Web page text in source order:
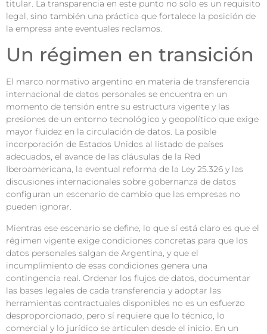
titular. La transparencia en este punto no solo es un requisito
legal, sino también una práctica que fortalece la posición de
la empresa ante eventuales reclamos.
Un régimen en transición
El marco normativo argentino en materia de transferencia
internacional de datos personales se encuentra en un
momento de tensión entre su estructura vigente y las
presiones de un entorno tecnológico y geopolítico que exige
mayor fluidez en la circulación de datos. La posible
incorporación de Estados Unidos al listado de países
adecuados, el avance de las cláusulas de la Red
Iberoamericana, la eventual reforma de la Ley 25.326 y las
discusiones internacionales sobre gobernanza de datos
configuran un escenario de cambio que las empresas no
pueden ignorar.
Mientras ese escenario se define, lo que sí está claro es que el
régimen vigente exige condiciones concretas para que los
datos personales salgan de Argentina, y que el
incumplimiento de esas condiciones genera una
contingencia real. Ordenar los flujos de datos, documentar
las bases legales de cada transferencia y adoptar las
herramientas contractuales disponibles no es un esfuerzo
desproporcionado, pero sí requiere que lo técnico, lo
comercial y lo jurídico se articulen desde el inicio. En un